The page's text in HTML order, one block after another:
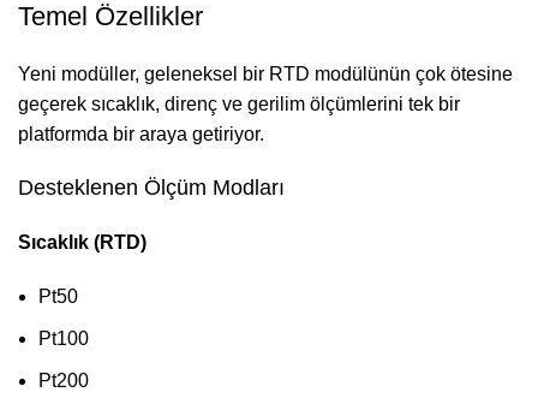
Temel Özellikler
Yeni modüller, geleneksel bir RTD modülünün çok ötesine
geçerek sıcaklık, direnç ve gerilim ölçümlerini tek bir
platformda bir araya getiriyor.
Desteklenen Ölçüm Modları
Sıcaklık (RTD)
Pt50
Pt100
Pt200